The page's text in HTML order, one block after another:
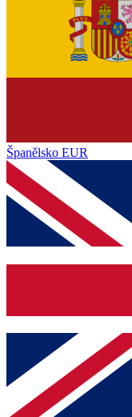
Španělsko EUR